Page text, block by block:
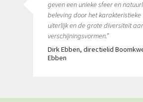
geven een unieke sfeer en
beleving door het karakteristieke
uiterlijk en de grote diversiteit
verschijningsvormen.”
Dirk Ebben, directielid
Ebben